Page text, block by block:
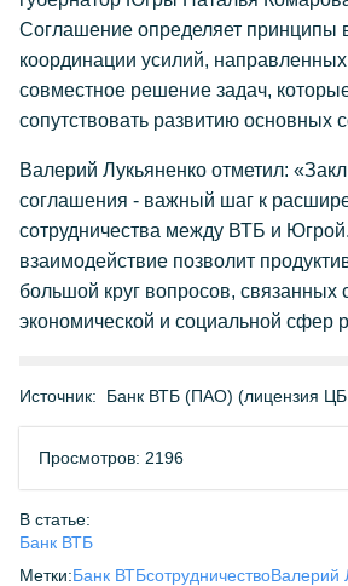
Соглашение определяет принципы
координации усилий,
совместное решение задач,
сопутствовать развитию основных
Валерий Лукьяненко отметил:
соглашения - важный шаг к
сотрудничества между ВТБ и
взаимодействие позволит
большой круг вопросов, связанных
экономической и социальной сфер
Источник: Банк ВТБ (ПАО) (лицензия
Просмотров: 2196
В статье:
Банк ВТБ
Метки:Банк ВТБсотрудничествоВалерий